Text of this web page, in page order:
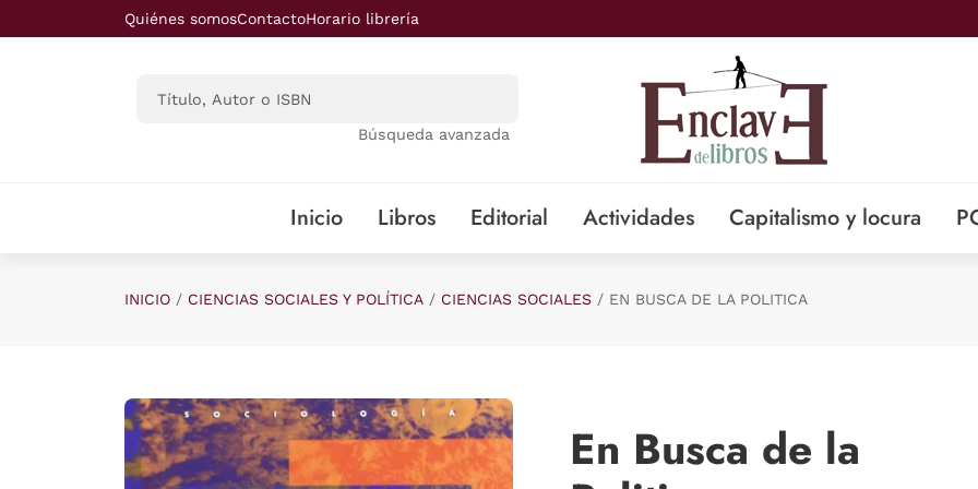
Saltar al contenido principal
Quiénes somosContactoHorario librería
Búsqueda avanzada
Inicio Libros Editorial Actividades Capitalismo y locura
INICIO CIENCIAS SOCIALES Y POLÍTICA CIENCIAS SOCIALES EN BUSCA DE LA POLITICA
En Busca de la